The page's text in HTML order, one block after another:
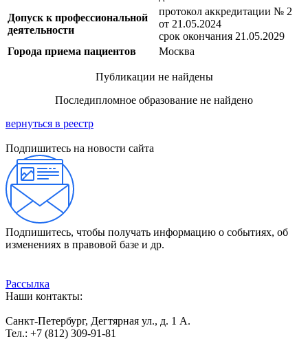
Допуск к профессиональной
деятельности
протокол аккредитации № 2
от 21.05.2024
срок окончания 21.05.2029
Города приема пациентов
Москва
Публикации не найдены
Последипломное образование не найдено
вернуться в реестр
Подпишитесь на новости сайта
Подпишитесь, чтобы получать информацию о событиях, об
изменениях в правовой базе и др.
Рассылка
Наши контакты:
Санкт-Петербург, Дегтярная ул., д. 1 А.
Тел.: +7 (812) 309-91-81